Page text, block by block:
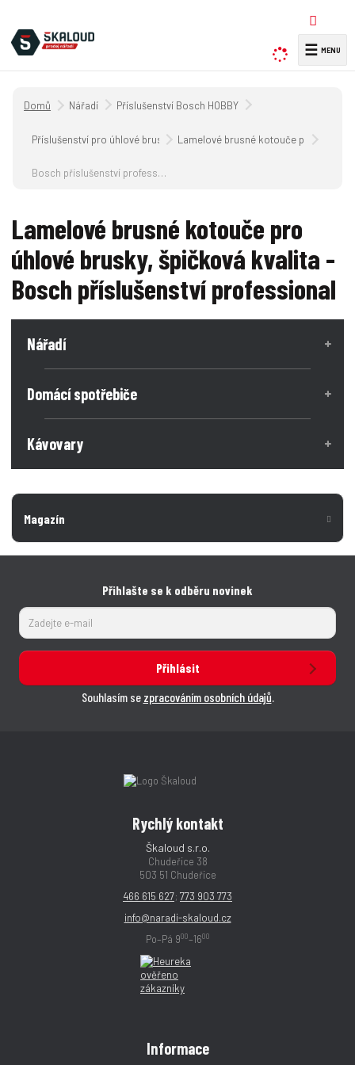
y
d
☰
Úvodní strana
Nářadí Příslušenství Bosch HOBBY
Příslušenství pro úhlové brusky Lamelové brusné kotouče pro úhlové
Bosch příslušenství professional
Lamelové brusné kotouče pro
úhlové brusky, špičková kvalita -
Bosch příslušenství professional
Nářadí
Domácí spotřebiče
Kávovary
Magazín
Přihlašte se k odběru novinek
Přihlásit
Souhlasím se zpracováním osobních údajů.
Rychlý kontakt
Škaloud s.r.o.
Chudeřice 38
503 51 Chudeřice
466 615 627; 773 903 773
info@naradi-skaloud.cz
Po–Pá 900–1600
Informace